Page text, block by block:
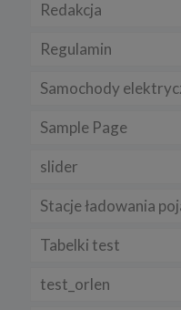
Redakcja
Regulamin
Samochody
Sample Page
slider
Stacje ładowania
Tabelki test
test_orlen